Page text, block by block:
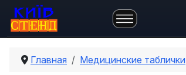
Главная Медицинские таблички